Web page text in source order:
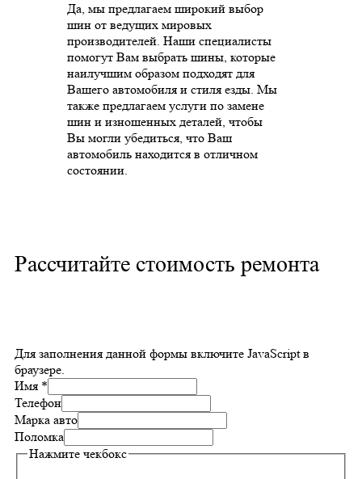
Да, мы предлагаем широкий выбор
шин от ведущих мировых
производителей. Наши специалисты
помогут Вам выбрать шины, которые
наилучшим образом подходят для
Вашего автомобиля и стиля езды. Мы
также предлагаем услуги по замене
шин и изношенных деталей, чтобы
Вы могли убедиться, что Ваш
автомобиль находится в отличном
состоянии.
Рассчитайте стоимость ремонта
Для заполнения данной формы включите JavaScript в
браузере.
Имя *
Телефон
Марка авто
Поломка
Нажмите чекбокс